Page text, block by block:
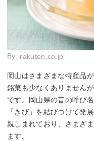
By: rakuten.co.jp
岡山はさまざまな特産品
銘菓も少なくありません
です。岡山県の昔の呼び
「きび」を結びつけて発
親しまれており、さまざ
ます。